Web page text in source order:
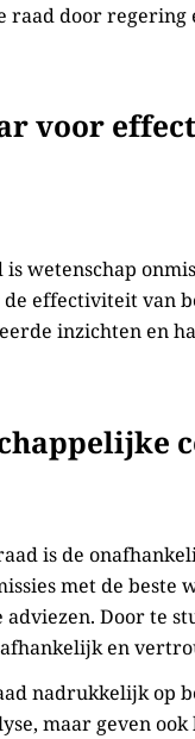
raad door
voor
vormen een
wetenschap
effectiviteit van
inzichten en
wetenschappelijk,
is de
met de
Door te
en
nadrukkelijk op
maar geven